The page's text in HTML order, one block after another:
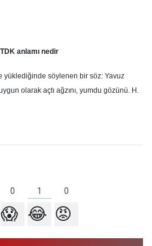
anlamı nedir
söylenen bir söz: Yavuz
olarak açtı ağzını, yumdu gözünü. H.
0 1 0
😱 😂 😡